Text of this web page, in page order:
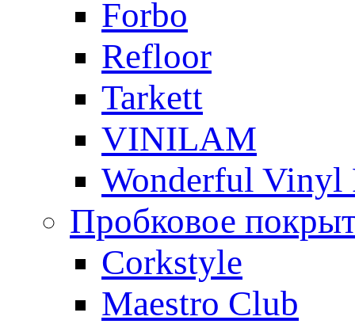
Forbo
Refloor
Tarkett
VINILAM
Wonderful Vinyl
Пробковое
Corkstyle
Maestro Club